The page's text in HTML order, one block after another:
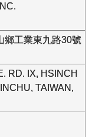
鄉工業東九路30號
RD. IX, HSINCH
TAIWAN,